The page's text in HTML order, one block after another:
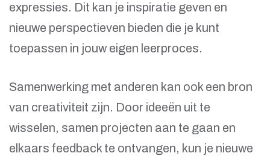
expressies. Dit kan je inspiratie geven en
nieuwe perspectieven bieden die je kunt
toepassen in jouw eigen leerproces.
Samenwerking met anderen kan ook een bron
van creativiteit zijn. Door ideeën uit te
wisselen, samen projecten aan te gaan en
elkaars feedback te ontvangen, kun je nieuwe